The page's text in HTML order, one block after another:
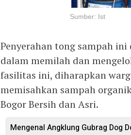
Sumber: Ist
Penyerahan tong sampah
dalam memilah dan
fasilitas ini, diharapkan
memisahkan sampah
Bogor Bersih dan Asri.
Mengenal Angklung Gubrag Dog